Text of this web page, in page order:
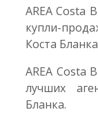
AREA Costa
купли-
Коста
AREA Costa
лучших
Бланка.